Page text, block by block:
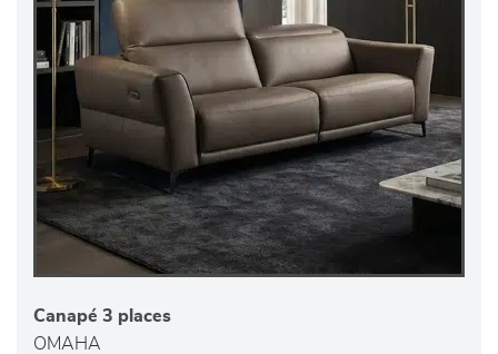
Canapé 3 places
OMAHA